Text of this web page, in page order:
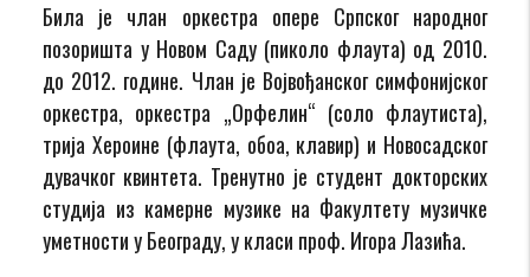
Била је члан оркестра опере Српског народног
позоришта у Новом Саду (пиколо флаута) од 2010.
до 2012. године. Члан је Војвођанског симфонијског
оркестра, оркестра „Орфелин“ (соло флаутиста),
трија Хероине (флаута, обоа, клавир) и Новосадског
дувачког квинтета. Тренутно је студент докторских
студија из камерне музике на Факултету музичке
уметности у Београду, у класи проф. Игора Лазића.